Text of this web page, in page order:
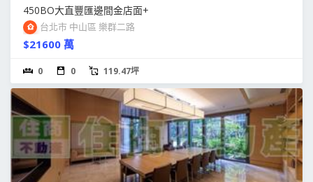
450BO大直豐匯邊間金店面+
台北市 中山區 樂群二路
$21600 萬
0 0 119.47坪